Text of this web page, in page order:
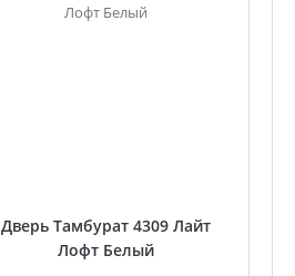
Дверь Тамбурат 4309 Лайт
Лофт Белый